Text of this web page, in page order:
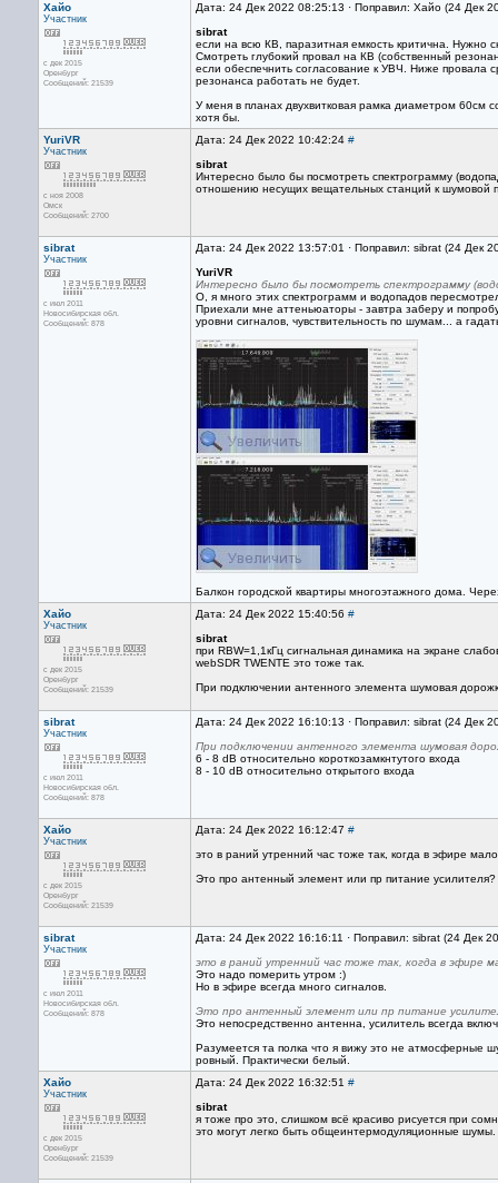
Хайо
Участник
с дек 2015
Оренбург
Сообщений: 21539
Дата: 24 Дек 2022 08:25:13 · Поправил: Хайо (24 Дек
sibrat
если на всю КВ, паразитная емкость критична. Нужно
Смотреть глубокий провал на КВ (собственный
если обеспечнить согласование к УВЧ. Ниже провала
резонанса работать не будет.
У меня в планах двухвитковая рамка диаметром 60см
хотя бы.
YuriVR
Участник
с ноя 2008
Омск
Сообщений: 2700
Дата: 24 Дек 2022 10:42:24 #
sibrat
Интересно было бы посмотреть спектрограмму
отношению несущих вещательных станций к шумовой
sibrat
Участник
с июл 2011
Новосибирская обл.
Сообщений: 878
Дата: 24 Дек 2022 13:57:01 · Поправил: sibrat (24 Дек
YuriVR
Интересно было бы посмотреть спектрограмму
О, я много этих спектрограмм и водопадов
Приехали мне аттеньюаторы - завтра заберу и
уровни сигналов, чувствительность по шумам... а
Балкон городской квартиры многоэтажного дома.
Хайо
Участник
с дек 2015
Оренбург
Сообщений: 21539
Дата: 24 Дек 2022 15:40:56 #
sibrat
при RBW=1,1кГц сигнальная динамика на экране
webSDR TWENTE это тоже так.
При подключении антенного элемента шумовая
sibrat
Участник
с июл 2011
Новосибирская обл.
Сообщений: 878
Дата: 24 Дек 2022 16:10:13 · Поправил: sibrat (24 Дек
При подключении антенного элемента шумовая
6 - 8 dB относительно короткозамкнтутого входа
8 - 10 dB относительно открытого входа
Хайо
Участник
с дек 2015
Оренбург
Сообщений: 21539
Дата: 24 Дек 2022 16:12:47 #
это в раний утренний час тоже так, когда в эфире
Это про антенный элемент или пр питание усилителя?
sibrat
Участник
с июл 2011
Новосибирская обл.
Сообщений: 878
Дата: 24 Дек 2022 16:16:11 · Поправил: sibrat (24 Дек
это в раний утренний час тоже так, когда в эфире
Это надо померить утром :)
Но в эфире всегда много сигналов.
Это про антенный элемент или пр питание
Это непосредственно антенна, усилитель всегда
Разумеется та полка что я вижу это не атмосферные
ровный. Практически белый.
Хайо
Участник
с дек 2015
Оренбург
Сообщений: 21539
Дата: 24 Дек 2022 16:32:51 #
sibrat
я тоже про это, слишком всё красиво рисуется при
это могут легко быть общеинтермодуляционные